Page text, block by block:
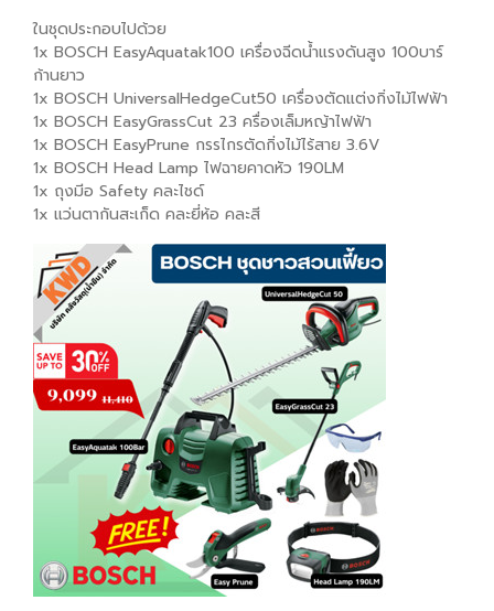
ในชุดประกอบไปด้วย
1x BOSCH EasyAquatak100 เครื่องฉีดน้ำแรงดันสูง 100บาร์
ก้านยาว
1x BOSCH UniversalHedgeCut50 เครื่องตัดแต่งกิ่งไม้ไฟฟ้า
1x BOSCH EasyGrassCut 23 ครื่องเล็มหญ้าไฟฟ้า
1x BOSCH EasyPrune กรรไกรตัดกิ่งไม้ไร้สาย 3.6V
1x BOSCH Head Lamp ไฟฉายคาดหัว 190LM
1x ถุงมีอ Safety คละไชด์
1x แว่นตากันสะเก็ด คละยี่ห้อ คละสี